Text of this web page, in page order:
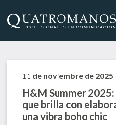
11 de noviembre de 2025
H&M Summer
que brilla con
una vibra boho chic